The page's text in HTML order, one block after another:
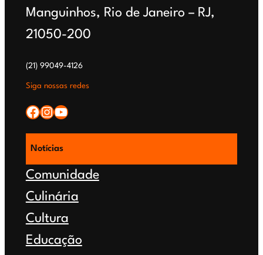
Manguinhos, Rio de Janeiro – RJ,
21050-200
(21) 99049-4126
Siga nossas redes
Facebook Instagram YouTube
Notícias
Comunidade
Culinária
Cultura
Educação